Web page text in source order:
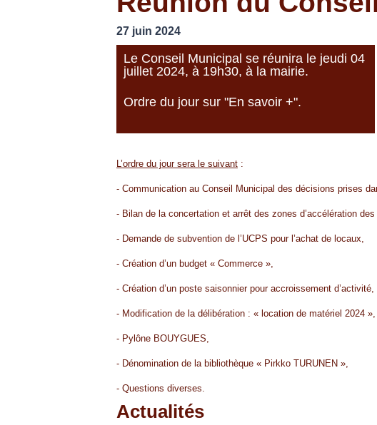
27 juin 2024
Le Conseil Municipal se réunira le jeudi 04
juillet 2024, à 19h30, à la mairie.
Ordre du jour sur "En savoir +".
L’ordre du jour sera le suivant :
- Communication au Conseil Municipal des décisions prises
- Bilan de la concertation et arrêt des zones d’accélération des
- Demande de subvention de l’UCPS pour l’achat de locaux,
- Création d’un budget « Commerce »,
- Création d’un poste saisonnier pour accroissement d’activité,
- Modification de la délibération : « location de matériel 2024 »,
- Pylône BOUYGUES,
- Dénomination de la bibliothèque « Pirkko TURUNEN »,
- Questions diverses.
Actualités